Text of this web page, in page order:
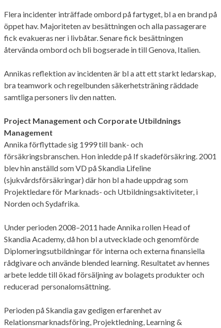
Flera incidenter inträffade ombord på fartyget, bl a en brand på
öppet hav. Majoriteten av besättningen och alla passagerare
fick evakueras ner i livbåtar. Senare fick besättningen
återvända ombord och bli bogserade in till Genova, Italien.
Annikas reflektion av incidenten är bl a att ett starkt ledarskap,
bra teamwork och regelbunden säkerhetsträning räddade
samtliga personers liv den natten.
Project Management och Corporate Utbildnings
Management
Annika förflyttade sig 1999 till bank- och
försäkringsbranschen. Hon inledde på If skadeförsäkring. 2001
blev hin anställd som VD på Skandia Lifeline
(sjukvårdsförsäkringar) där hon bl a hade uppdrag som
Projektledare för Marknads- och Utbildningsaktiviteter, i
Norden och Sydafrika.
Under perioden 2008–2011 hade Annika rollen Head of
Skandia Academy, då hon bl a utvecklade och genomförde
Diplomeringsutbildningar för interna och externa finansiella
rådgivare och använde blended learning. Resultatet av hennes
arbete ledde till ökad försäljning av bolagets produkter och
reducerad personalomsättning.
Perioden på Skandia gav gedigen erfarenhet av
Relationsmarknadsföring, Projektledning, Learning &